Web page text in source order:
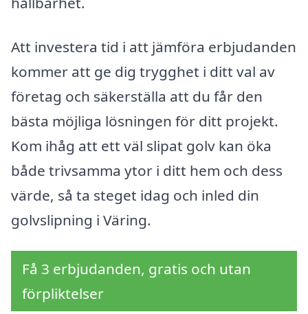
Att investera tid i att jämföra erbjudanden
kommer att ge dig trygghet i ditt val av
företag och säkerställa att du får den
bästa möjliga lösningen för ditt projekt.
Kom ihåg att ett väl slipat golv kan öka
både trivsamma ytor i ditt hem och dess
värde, så ta steget idag och inled din
golvslipning i Väring.
Få 3 erbjudanden, gratis och utan
förpliktelser